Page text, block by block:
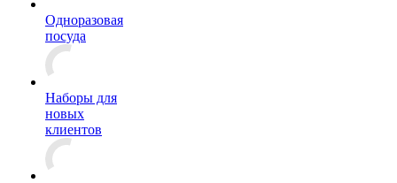
Одноразовая
посуда
Наборы для
новых
клиентов